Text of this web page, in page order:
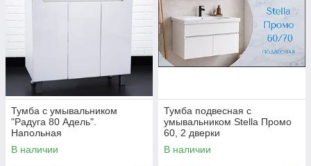
Тумба с умывальником
"Радуга 80 Адель".
Напольная
В наличии
Тумба подвесная с
умывальником Stella Промо
60, 2 дверки
В наличии